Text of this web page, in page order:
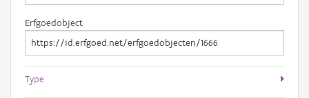
Erfgoedobject
Type